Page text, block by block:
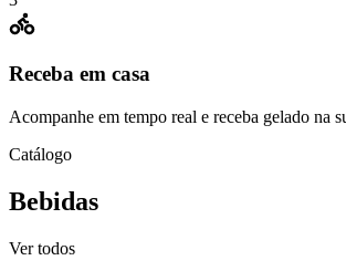
Receba em casa
Acompanhe em tempo real e receba gelado na
Catálogo
Bebidas
Ver todos